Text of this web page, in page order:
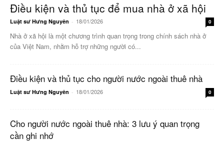
Điều kiện và thủ tục để mua nhà ở xã hội
Luật sư Hưng Nguyên - 18/01/2026 0
Nhà ở xã hội là một chương trình quan trọng trong chính sách nhà ở
của Việt Nam, nhằm hỗ trợ những người có...
Điều kiện và thủ tục cho người nước ngoài thuê nhà
Luật sư Hưng Nguyên - 18/01/2026 0
Cho người nước ngoài thuê nhà: 3 lưu ý quan trọng
cần ghi nhớ